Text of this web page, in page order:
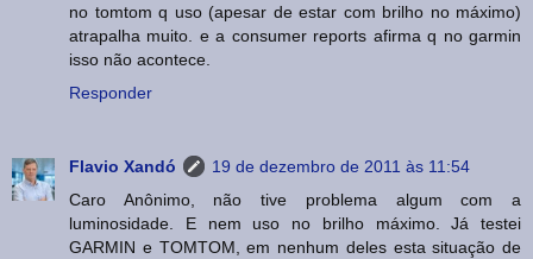
no tomtom q uso (apesar de estar com brilho no máximo)
atrapalha muito. e a consumer reports afirma q no garmin
isso não acontece.
Responder
Flavio Xandó
19 de dezembro de 2011 às 11:54
Caro Anônimo, não tive problema algum com a
luminosidade. E nem uso no brilho máximo. Já testei
GARMIN e TOMTOM, em nenhum deles esta situação de